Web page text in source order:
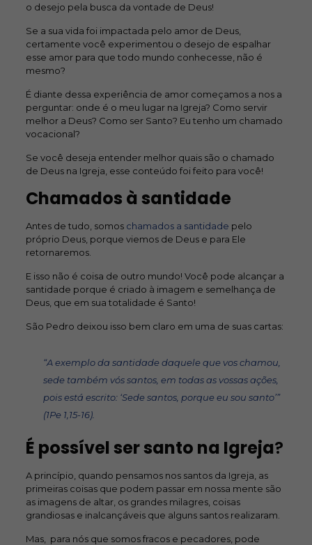
o desejo pela busca da vontade de Deus!
Se a sua vida foi impactada pelo amor de Deus,
certamente você experimentou o desejo de espalhar
esse amor para que todo mundo conhecesse, não é
mesmo?
É diante dessa experiência de amor começamos a nos a
perguntar: onde é o meu lugar na Igreja? Como servir
melhor a Deus? Como ser Santo? Eu tenho um chamado
vocacional?
Se você deseja entender melhor quais são o chamado
de Deus na Igreja, esse conteúdo foi feito para você!
Chamados à santidade
Antes de tudo, somos chamados a santidade pelo
próprio Deus, porque viemos de Deus e para Ele
retornaremos.
E isso não é coisa de outro mundo! Você pode alcançar a
santidade porque é criado à imagem e semelhança de
Deus, que em sua totalidade é Santo!
São Pedro deixou isso bem claro em uma de suas cartas:
“A exemplo da santidade daquele que vos chamou,
sede também vós santos, em todas as vossas ações,
pois está escrito: ‘Sede santos, porque eu sou santo’”
(1Pe 1,15-16).
É possível ser santo na Igreja?
A princípio, quando pensamos nos santos da Igreja, as
primeiras coisas que podem passar em nossa mente são
as imagens de altar, os grandes milagres, coisas
grandiosas e inalcançáveis que alguns santos realizaram.
Mas, para nós que somos fracos e pecadores, pode